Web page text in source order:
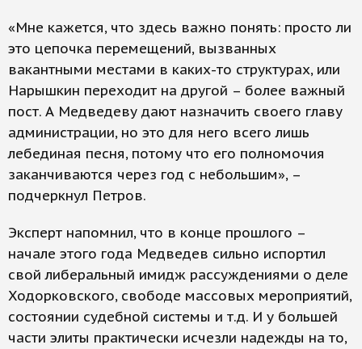
«Мне кажется, что здесь важно понять: просто ли
это цепочка перемещений, вызванных
вакантными местами в каких-то структурах, или
Нарышкин переходит на другой – более важный
пост. А Медведеву дают назначить своего главу
администрации, но это для него всего лишь
лебединая песня, потому что его полномочия
заканчиваются через год с небольшим», –
подчеркнул Петров.
Эксперт напомнил, что в конце прошлого –
начале этого года Медведев сильно испортил
свой либеральный имидж рассуждениями о деле
Ходорковского, свободе массовых мероприятий,
состоянии судебной системы и т.д. И у большей
части элиты практически исчезли надежды на то,